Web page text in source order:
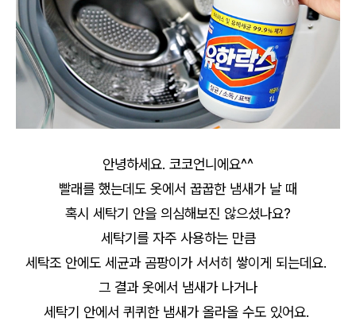
안녕하세요. 코코언니에요^^
빨래를 했는데도 옷에서 꿉꿉한 냄새가 날 때
혹시 세탁기 안을 의심해보진 않으셨나요?
세탁기를 자주 사용하는 만큼
세탁조 안에도 세균과 곰팡이가 서서히 쌓이게 되는데요.
그 결과 옷에서 냄새가 나거나
세탁기 안에서 퀴퀴한 냄새가 올라올 수도 있어요.